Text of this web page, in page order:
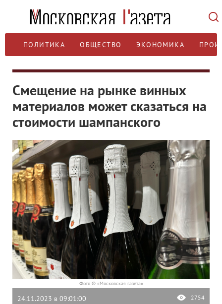
ПОЛИТИКА ОБЩЕСТВО ЭКОНОМИКА
Смещение на рынке винных
материалов может сказаться на
стоимости шампанского
Фото © «Московская газета»
24.11.2023 в 09:01:00 2754